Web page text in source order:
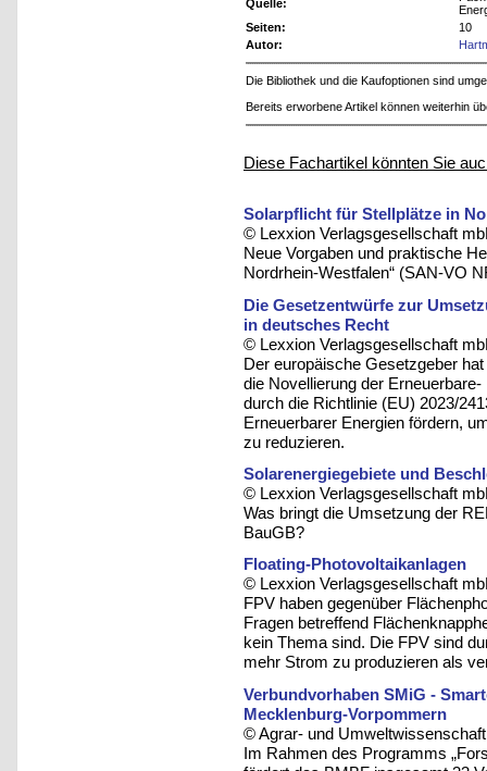
Quelle:
Seiten:
10
Autor:
Die Bibliothek und die Kaufoptionen sind
Bereits erworbene Artikel können weiterhin
Diese Fachartikel könnten Sie
Solarpflicht für Stellplätze in
© Lexxion Verlagsgesellschaft
Neue Vorgaben und praktische
Nordrhein-Westfalen“ (SAN-VO
Die Gesetzentwürfe zur
in deutsches Recht
© Lexxion Verlagsgesellschaft
Der europäische Gesetzgeber
die Novellierung der
durch die Richtlinie (EU) 2023/
Erneuerbarer Energien fördern,
zu reduzieren.
Solarenergiegebiete und
© Lexxion Verlagsgesellschaft
Was bringt die Umsetzung der
BauGB?
Floating-Photovoltaikanlagen
© Lexxion Verlagsgesellschaft
FPV haben gegenüber
Fragen betreffend
kein Thema sind. Die FPV sind
mehr Strom zu produzieren als
Verbundvorhaben SMiG -
Mecklenburg-Vorpommern
© Agrar- und
Im Rahmen des Programms